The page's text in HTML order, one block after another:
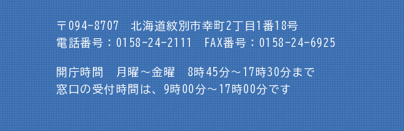
〒094-8707
北海道紋別市幸町2丁目1番18号
電話番号：0158-24-2111
FAX番号：0158-24-6925
開庁時間 月曜～金曜 8時45分～17時30分まで
窓口の受付時間は、9時00分～17時00分です